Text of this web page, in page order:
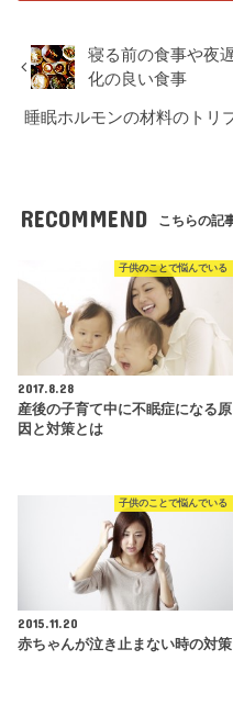
寝る前の食事や夜
化の良い食事
睡眠ホルモンの材料のトリ
RECOMMEND こちらの記
子供のことで悩んでいる
2017.8.28
産後の子育て中に不眠症になる原
因と対策とは
子供のことで悩んでいる
2015.11.20
赤ちゃんが泣き止まない時の対策